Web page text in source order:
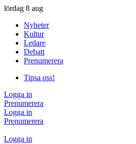
lördag 8 aug
Nyheter
Kultur
Ledare
Debatt
Prenumerera
Tipsa oss!
Logga in
Prenumerera
Logga in
Prenumerera
Logga in